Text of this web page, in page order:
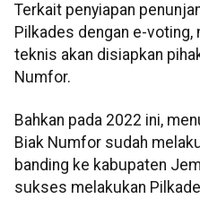
Terkait penyiapan
Pilkades dengan e-
teknis akan disiapkan
Numfor.
Bahkan pada 2022 ini,
Biak Numfor sudah
banding ke kabupaten
sukses melakukan